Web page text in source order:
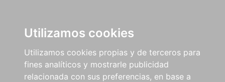
Utilizamos cookies
Utilizamos cookies propias y de terceros para
fines analíticos y mostrarle publicidad
relacionada con sus preferencias, en base a